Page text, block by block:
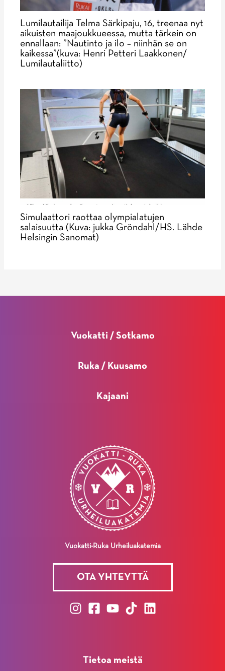
Lumilautailija Telma Särkipaju, 16, treenaa nyt
aikuisten maajoukkueessa, mutta tärkein on
ennallaan: ”Nautinto ja ilo – niinhän se on
kaikessa”(kuva: Henri Petteri Laakkonen/
Lumilautaliitto)
Simulaattori raottaa olympialatujen
salaisuutta (Kuva: jukka Gröndahl/HS. Lähde
Helsingin Sanomat)
Vuokatti / Sotkamo
Ruka / Kuusamo
Kajaani
Vuokatti-Ruka Urheiluakatemia
OTA YHTEYTTÄ
Tietoa meistä